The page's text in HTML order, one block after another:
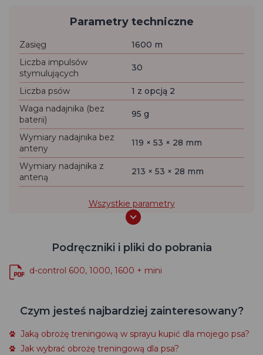
Parametry techniczne
Zasięg
1600 m
Liczba impulsów
stymulujących
30
Liczba psów
1 z opcją 2
Waga nadajnika (bez
baterii)
95 g
Wymiary nadajnika bez
anteny
119 × 53 × 28 mm
Wymiary nadajnika z
anteną
213 × 53 × 28 mm
Wszystkie parametry
Podręczniki i pliki do pobrania
d-control 600, 1000, 1600 + mini
Czym jesteś najbardziej zainteresowany?
Jaką obrożę treningową w sprayu kupić dla mojego psa?
Jak wybrać obrożę treningową dla psa?